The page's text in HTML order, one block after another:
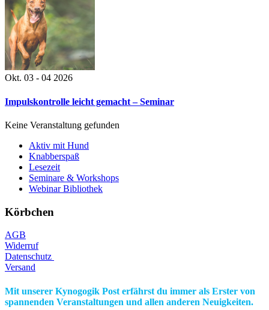
Okt. 03 - 04 2026
Impulskontrolle leicht gemacht – Seminar
Keine Veranstaltung gefunden
Aktiv mit Hund
Knabberspaß
Lesezeit
Seminare & Workshops
Webinar Bibliothek
Körbchen
AGB
Widerruf
Datenschutz
Versand
Mit unserer Kynogogik Post erfährst du immer als Erster von
spannenden Veranstaltungen und allen anderen Neuigkeiten.